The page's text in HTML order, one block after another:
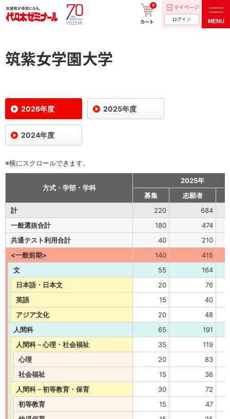
カート
0 マイページ
ログイン MENU
筑紫女学園大学
2026年度 2025年度
2024年度
※横にスクロールできます。
方式・学部・学科
2025年
募集
志願者
計
220
684
一般選抜合計
180
474
共通テスト利用合計
40
210
<一般前期>
140
415
文
55
164
日本語・日本文
20
76
英語
15
40
アジア文化
20
48
人間科
65
191
人間科－心理・社会福祉
35
119
心理
20
83
社会福祉
15
36
人間科－初等教育・保育
30
72
初等教育
15
47